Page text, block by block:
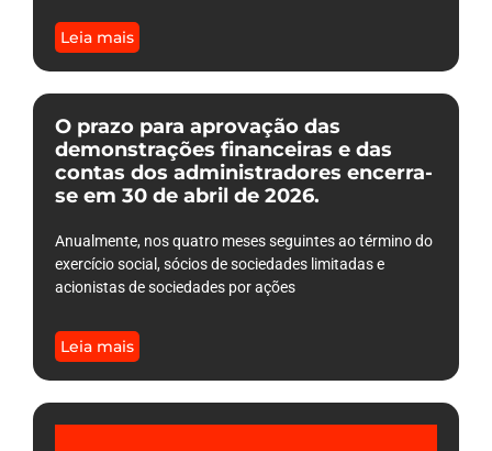
Leia mais
O prazo para aprovação das
demonstrações financeiras e das
contas dos administradores encerra-
se em 30 de abril de 2026.
Anualmente, nos quatro meses seguintes ao término do
exercício social, sócios de sociedades limitadas e
acionistas de sociedades por ações
Leia mais